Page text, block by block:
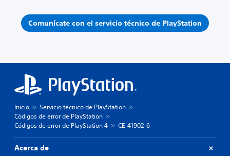
Comunícate con el servicio técnico de PlayStation
Inicio
Servicio técnico de PlayStation
Códigos de error de PlayStation
Códigos de error de PlayStation 4
CE-41902-6
Acerca de